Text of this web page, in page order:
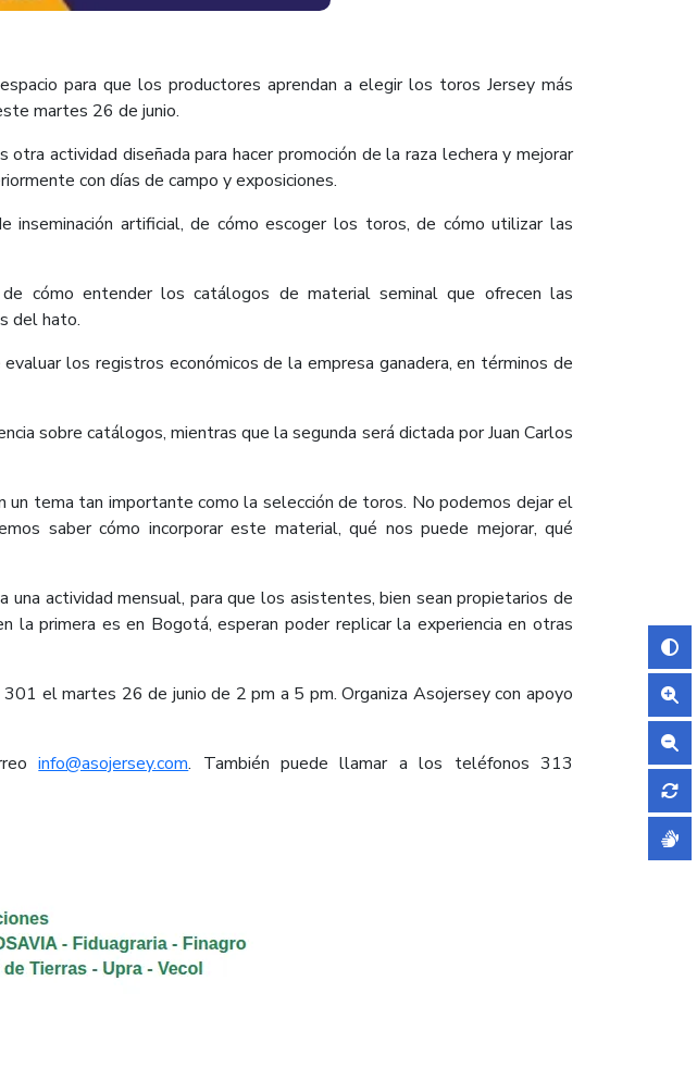
para que los productores aprendan a elegir los toros Jersey más
martes 26 de junio.
actividad diseñada para hacer promoción de la raza lechera y mejorar
con días de campo y exposiciones.
artificial, de cómo escoger los toros, de cómo utilizar las
cómo entender los catálogos de material seminal que ofrecen las
del hato.​
los registros económicos de la empresa ganadera, en términos de
sobre catálogos, mientras que la segunda será dictada por Juan Carlos
un tema tan importante como la selección de toros. No podemos dejar el
saber cómo incorporar este material, qué nos puede mejorar, qué
actividad mensual, para que los asistentes, bien sean propietarios de
la primera es en Bogotá, esperan poder replicar la experiencia en otras
el martes 26 de junio de 2 pm a 5 pm. Organiza Asojersey con apoyo
info@asojersey.com. También puede llamar a los teléfonos 313